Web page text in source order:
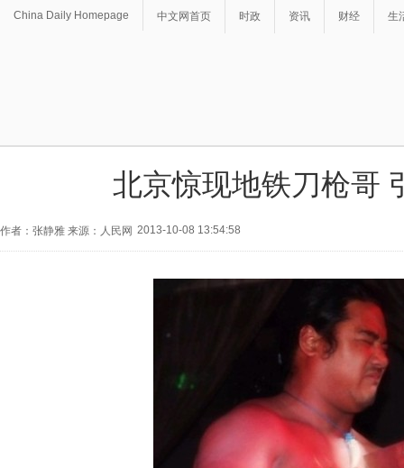
China Daily Homepage 中文网首页 时政 资讯 财经 生
北京惊现地铁刀枪哥
作者：张静雅 来源：人民网 2013-10-08 13:54:58